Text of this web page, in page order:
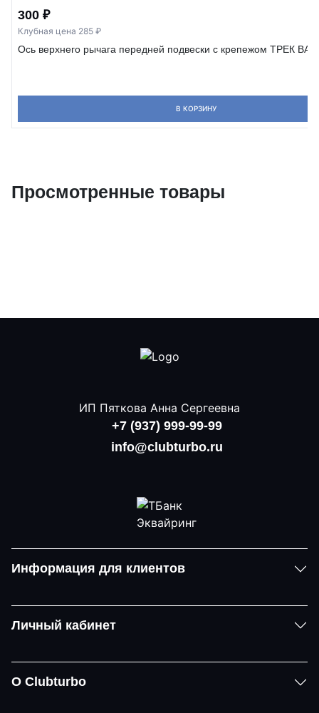
300 ₽
Клубная цена 285 ₽
Ось верхнего рычага передней подвески с крепежом ТРЕК
В КОРЗИНУ
Просмотренные товары
ИП Пяткова Анна Сергеевна
+7 (937) 999-99-99
info@clubturbo.ru
Информация для клиентов
Личный кабинет
О Clubturbo